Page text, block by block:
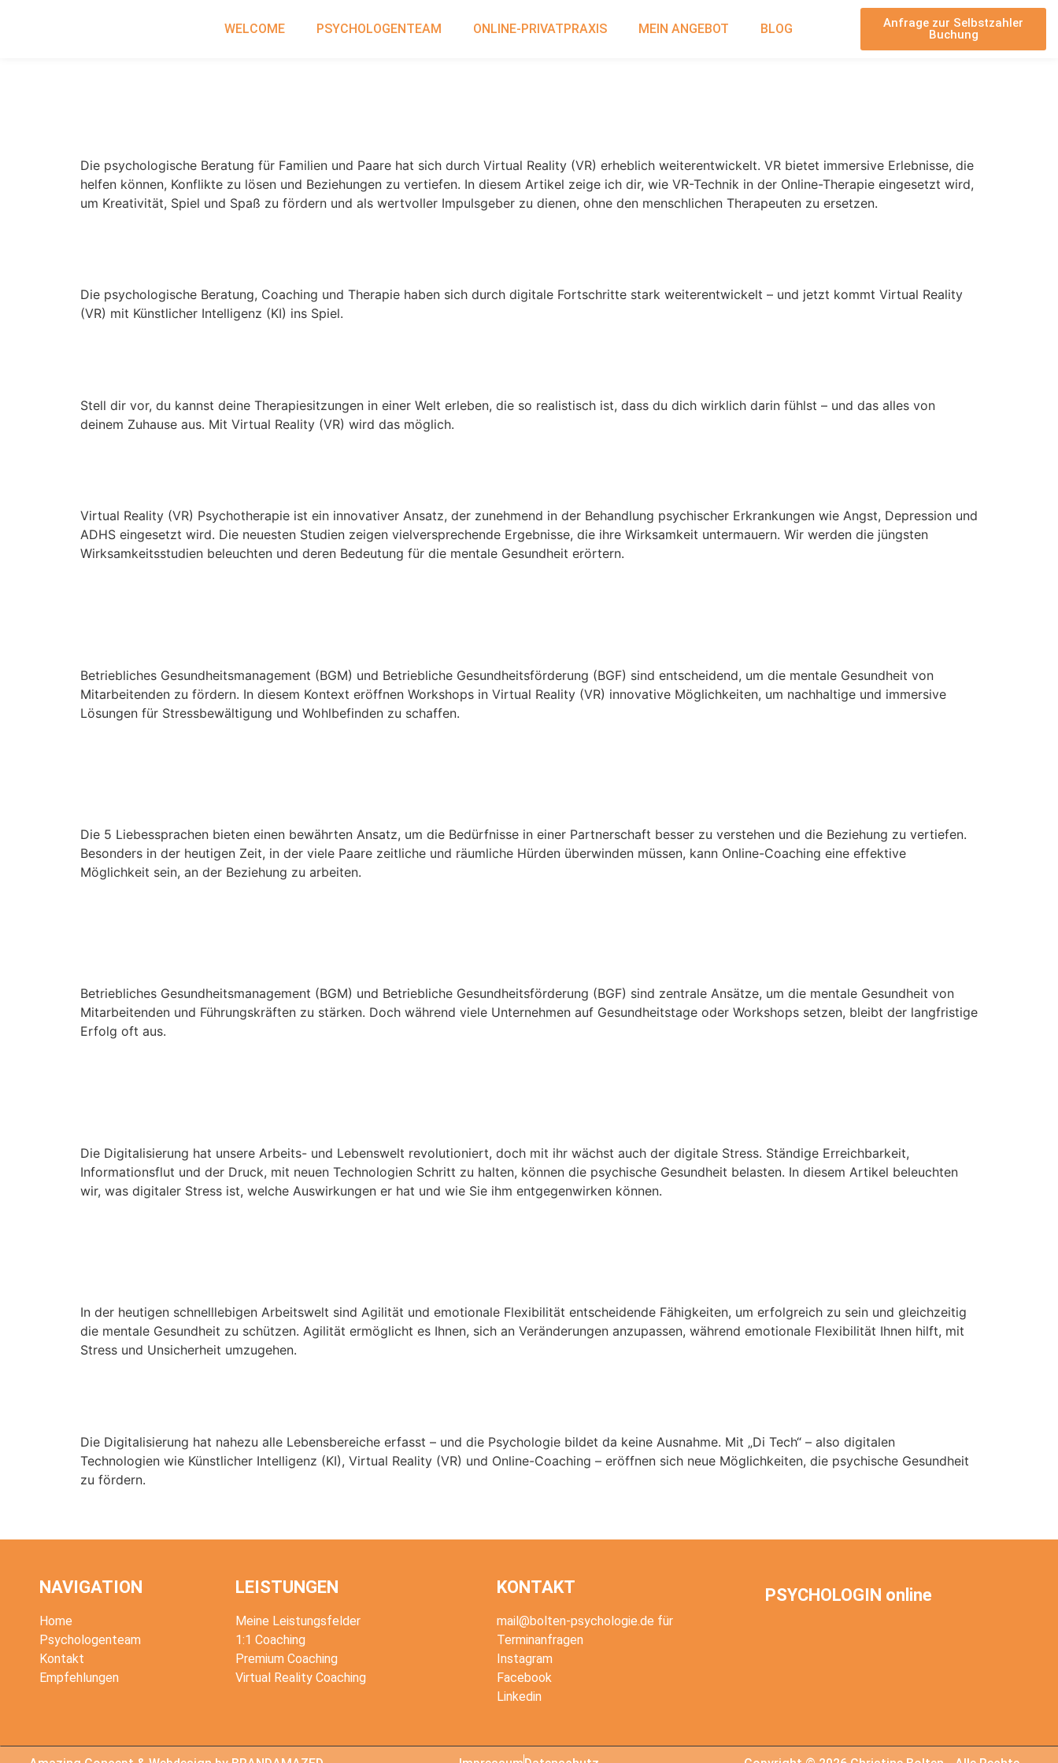
WELCOME PSYCHOLOGENTEAM ONLINE-PRIVATPRAXIS MEIN ANGEBOT BLOG
Anfrage zur Selbstzahler
Buchung
Die psychologische Beratung für Familien und Paare hat sich durch Virtual Reality (VR) erheblich weiterentwickelt. VR bietet immersive Erlebnisse, die
helfen können, Konflikte zu lösen und Beziehungen zu vertiefen. In diesem Artikel zeige ich dir, wie VR-Technik in der Online-Therapie eingesetzt wird,
um Kreativität, Spiel und Spaß zu fördern und als wertvoller Impulsgeber zu dienen, ohne den menschlichen Therapeuten zu ersetzen.
Die psychologische Beratung, Coaching und Therapie haben sich durch digitale Fortschritte stark weiterentwickelt – und jetzt kommt Virtual Reality
(VR) mit Künstlicher Intelligenz (KI) ins Spiel.
Stell dir vor, du kannst deine Therapiesitzungen in einer Welt erleben, die so realistisch ist, dass du dich wirklich darin fühlst – und das alles von
deinem Zuhause aus. Mit Virtual Reality (VR) wird das möglich.
Virtual Reality (VR) Psychotherapie ist ein innovativer Ansatz, der zunehmend in der Behandlung psychischer Erkrankungen wie Angst, Depression und
ADHS eingesetzt wird. Die neuesten Studien zeigen vielversprechende Ergebnisse, die ihre Wirksamkeit untermauern. Wir werden die jüngsten
Wirksamkeitsstudien beleuchten und deren Bedeutung für die mentale Gesundheit erörtern.
Betriebliches Gesundheitsmanagement (BGM) und Betriebliche Gesundheitsförderung (BGF) sind entscheidend, um die mentale Gesundheit von
Mitarbeitenden zu fördern. In diesem Kontext eröffnen Workshops in Virtual Reality (VR) innovative Möglichkeiten, um nachhaltige und immersive
Lösungen für Stressbewältigung und Wohlbefinden zu schaffen.
Die 5 Liebessprachen bieten einen bewährten Ansatz, um die Bedürfnisse in einer Partnerschaft besser zu verstehen und die Beziehung zu vertiefen.
Besonders in der heutigen Zeit, in der viele Paare zeitliche und räumliche Hürden überwinden müssen, kann Online-Coaching eine effektive
Möglichkeit sein, an der Beziehung zu arbeiten.
Betriebliches Gesundheitsmanagement (BGM) und Betriebliche Gesundheitsförderung (BGF) sind zentrale Ansätze, um die mentale Gesundheit von
Mitarbeitenden und Führungskräften zu stärken. Doch während viele Unternehmen auf Gesundheitstage oder Workshops setzen, bleibt der langfristige
Erfolg oft aus.
Die Digitalisierung hat unsere Arbeits- und Lebenswelt revolutioniert, doch mit ihr wächst auch der digitale Stress. Ständige Erreichbarkeit,
Informationsflut und der Druck, mit neuen Technologien Schritt zu halten, können die psychische Gesundheit belasten. In diesem Artikel beleuchten
wir, was digitaler Stress ist, welche Auswirkungen er hat und wie Sie ihm entgegenwirken können.
In der heutigen schnelllebigen Arbeitswelt sind Agilität und emotionale Flexibilität entscheidende Fähigkeiten, um erfolgreich zu sein und gleichzeitig
die mentale Gesundheit zu schützen. Agilität ermöglicht es Ihnen, sich an Veränderungen anzupassen, während emotionale Flexibilität Ihnen hilft, mit
Stress und Unsicherheit umzugehen.
Die Digitalisierung hat nahezu alle Lebensbereiche erfasst – und die Psychologie bildet da keine Ausnahme. Mit „Di Tech“ – also digitalen
Technologien wie Künstlicher Intelligenz (KI), Virtual Reality (VR) und Online-Coaching – eröffnen sich neue Möglichkeiten, die psychische Gesundheit
zu fördern.
NAVIGATION
Home
Psychologenteam
Kontakt
Empfehlungen
LEISTUNGEN
Meine Leistungsfelder
1:1 Coaching
Premium Coaching
Virtual Reality Coaching
KONTAKT
mail@bolten-psychologie.de für
Terminanfragen
Instagram
Facebook
Linkedin
PSYCHOLOGIN online